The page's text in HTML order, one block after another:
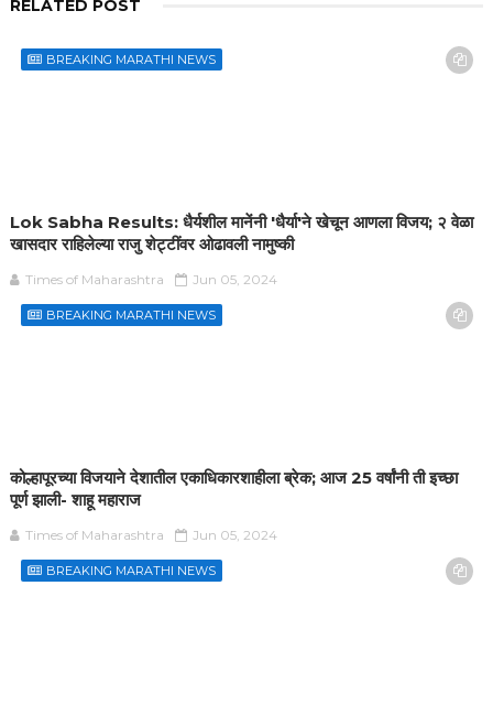
RELATED POST
BREAKING MARATHI NEWS
Lok Sabha Results: धैर्यशील मानेंनी 'धैर्या'ने खेचून आणला विजय; २ वेळा
खासदार राहिलेल्या राजु शेट्टींवर ओढावली नामुष्की
Times of Maharashtra Jun 05, 2024
BREAKING MARATHI NEWS
कोल्हापूरच्या विजयाने देशातील एकाधिकारशाहीला ब्रेक; आज 25 वर्षांनी ती इच्छा
पूर्ण झाली- शाहू महाराज
Times of Maharashtra Jun 05, 2024
BREAKING MARATHI NEWS